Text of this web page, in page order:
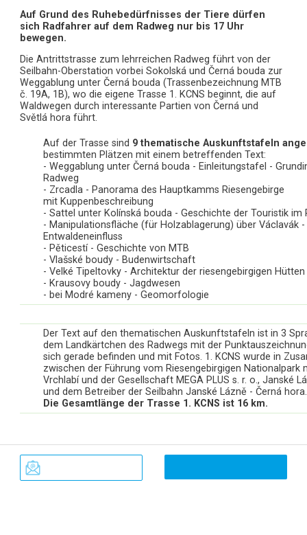
Auf Grund des Ruhebedürfnisses der Tiere dürfen
sich Radfahrer auf dem Radweg nur bis 17 Uhr
bewegen.
Die Antrittstrasse zum lehrreichen Radweg führt von der
Seilbahn-Oberstation vorbei Sokolská und Černá bouda zur
Weggablung unter Černá bouda (Trassenbezeichnung MTB
č. 19A, 1B), wo die eigene Trasse 1. KCNS beginnt, die auf
Waldwegen durch interessante Partien von Černá und
Světlá hora führt.
Auf der Trasse sind 9 thematische Auskunftstafeln
bestimmten Plätzen mit einem betreffenden Text:
- Weggablung unter Černá bouda - Einleitungstafel -
Radweg
- Zrcadla - Panorama des Hauptkamms Riesengebirge
mit Kuppenbeschreibung
- Sattel unter Kolínská bouda - Geschichte der Touristik im
- Manipulationsfläche (für Holzablagerung) über Václavák -
Entwaldeneinfluss
- Pěticestí - Geschichte von MTB
- Vlašské boudy - Budenwirtschaft
- Velké Tipeltovky - Architektur der riesengebirgigen Hütten
- Krausovy boudy - Jagdwesen
- bei Modré kameny - Geomorfologie
Der Text auf den thematischen Auskunftstafeln ist in 3
dem Landkärtchen des Radwegs mit der
sich gerade befinden und mit Fotos. 1. KCNS wurde in
zwischen der Führung vom Riesengebirgigen Nationalpark
Vrchlabí und der Gesellschaft MEGA PLUS s. r. o., Janské
und dem Betreiber der Seilbahn Janské Lázně - Černá hora.
Die Gesamtlänge der Trasse 1. KCNS ist 16 km.